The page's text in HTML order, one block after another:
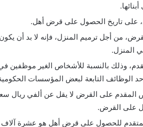
على تاريخ الحصول على قرض أهل.
من أجل ترميم المنزل، فإنه لا بد أن
المنزل.
وذلك بالنسبة للأشخاص الغير موظفين
الوظائف التابعة لبعض المؤسسات
المقدم على القرض لا يقل عن ألفي ريال
على القرض.
للحصول على قرض أهل هو عشرة